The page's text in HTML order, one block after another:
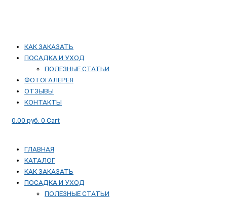
КАК ЗАКАЗАТЬ
ПОСАДКА И УХОД
ПОЛЕЗНЫЕ СТАТЬИ
ФОТОГАЛЕРЕЯ
ОТЗЫВЫ
КОНТАКТЫ
0.00 руб. 0 Cart
ГЛАВНАЯ
КАТАЛОГ
КАК ЗАКАЗАТЬ
ПОСАДКА И УХОД
ПОЛЕЗНЫЕ СТАТЬИ